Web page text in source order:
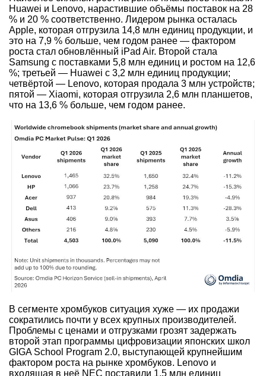
Huawei и Lenovo, нарастившие объёмы поставок на 28
% и 20 % соответственно. Лидером рынка осталась
Apple, которая отгрузила 14,8 млн единиц продукции, и
это на 7,9 % больше, чем годом ранее — фактором
роста стал обновлённый iPad Air. Второй стала
Samsung с поставками 5,8 млн единиц и ростом на 12,6
%; третьей — Huawei с 3,2 млн единиц продукции;
четвёртой — Lenovo, которая продала 3 млн устройств;
пятой — Xiaomi, которая отгрузила 2,6 млн планшетов,
что на 13,6 % больше, чем годом ранее.
В сегменте хромбуков ситуация хуже — их продажи
сократились почти у всех крупных производителей.
Проблемы с ценами и отгрузками грозят задержать
второй этап программы цифровизации японских школ
GIGA School Program 2.0, выступающей крупнейшим
фактором роста на рынке хромбуков. Lenovo и
входящая в неё NEC поставили 1,5 млн единиц